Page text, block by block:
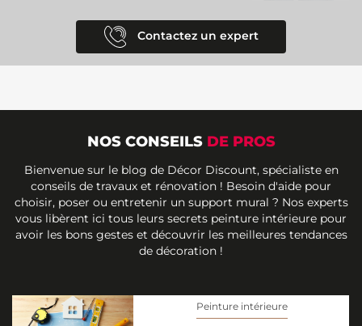
Contactez un expert
NOS CONSEILS DE PROS
Bienvenue sur le blog de Décor Discount, spécialiste en
conseils de travaux et rénovation ! Besoin d'aide pour
choisir, poser ou entretenir un support mural ? Nos experts
vous libèrent ici tous leurs secrets peinture intérieure pour
avoir les bons gestes et découvrir les meilleures tendances
de décoration !
Peinture intérieure